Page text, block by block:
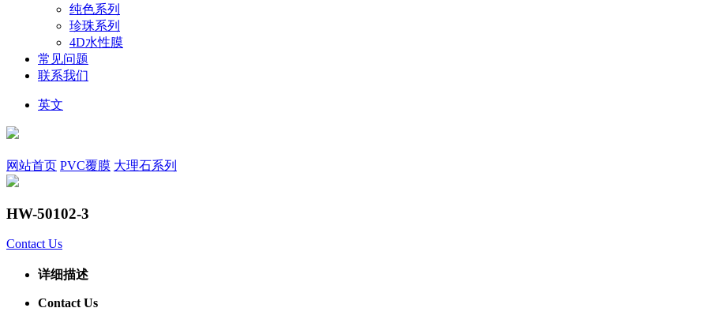
纯色系列
珍珠系列
4D水性膜
常见问题
联系我们
英文
网站首页 PVC覆膜 大理石系列
HW-50102-3
Contact Us
详细描述
Contact Us